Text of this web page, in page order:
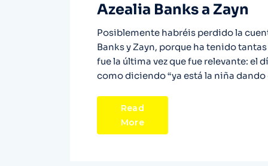
Azealia Banks a Zayn
Posiblemente habréis perdido la
Banks y Zayn, porque ha tenido
fue la última vez que fue relevante: el
como diciendo “ya está la niña dando
Read
More